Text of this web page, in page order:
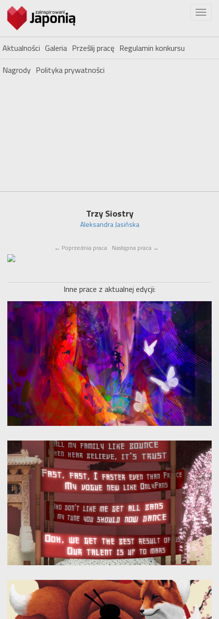
Aktualności Galeria Prześlij pracę Regulamin konkursu
Nagrody Polityka prywatności
Trzy Siostry
Aleksandra Jasińska
← Poprzednia praca Następna praca →
Inne prace z aktualnej edycji: